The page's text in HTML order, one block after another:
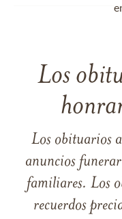
Los
Los obituarios
anuncios
familiares. Los
recuerdos